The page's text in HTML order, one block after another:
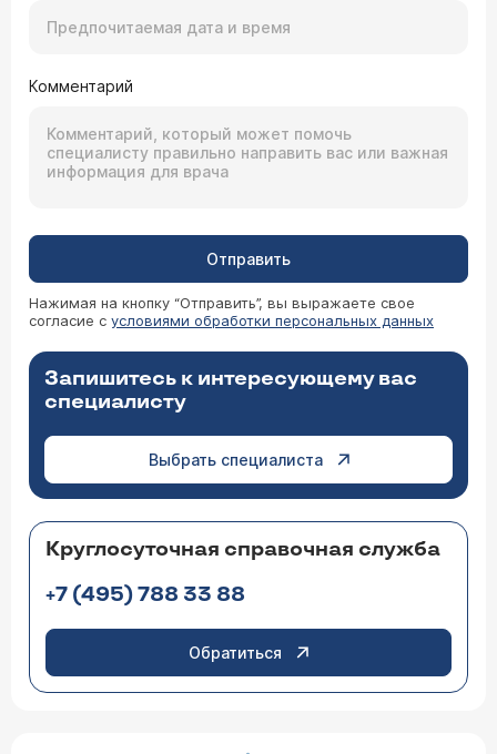
Комментарий
Отправить
Нажимая на кнопку “Отправить”, вы выражаете свое
согласие с условиями обработки персональных данных
Запишитесь к интересующему вас
специалисту
Выбрать специалиста
Круглосуточная справочная служба
+7 (495) 788 33 88
Обратиться